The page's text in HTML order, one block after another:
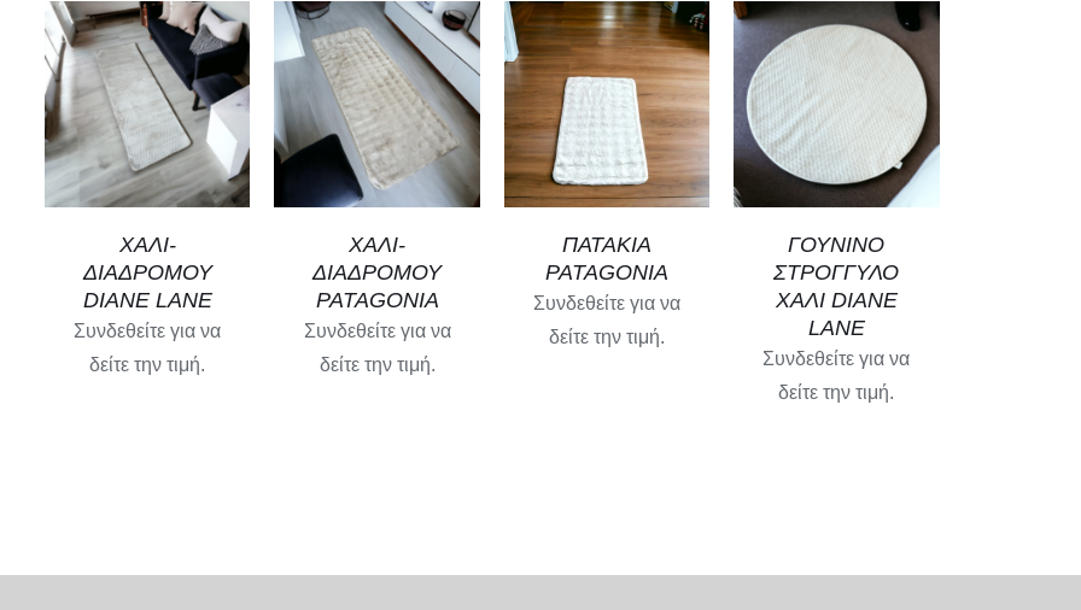
SELECT OPTIONS
ΓΡΉΓΟΡΗ
ΠΡΟΒΟΛΉ
ΧΑΛΙ-
ΔΙΑΔΡΟΜΟΥ
DIANE LANE
Συνδεθείτε για να
δείτε την τιμή.
SELECT OPTIONS
/
ΓΡΉΓΟΡΗ
ΠΡΟΒΟΛΉ
ΧΑΛΙ-
ΔΙΑΔΡΟΜΟΥ
PATAGONIA
Συνδεθείτε για να
δείτε την τιμή.
SELECT OPTIONS
/
ΓΡΉΓΟΡΗ
ΠΡΟΒΟΛΉ
ΠΑΤΑΚΙΑ
PATAGONIA
Συνδεθείτε για να
δείτε την τιμή.
SELECT OPTIONS
/
ΓΡΉΓΟΡΗ
ΠΡΟΒΟΛΉ
ΓΟΥΝΙΝΟ
ΣΤΡΟΓΓΥΛΟ
ΧΑΛΙ DIANE
LANE
Συνδεθείτε για να
δείτε την τιμή.